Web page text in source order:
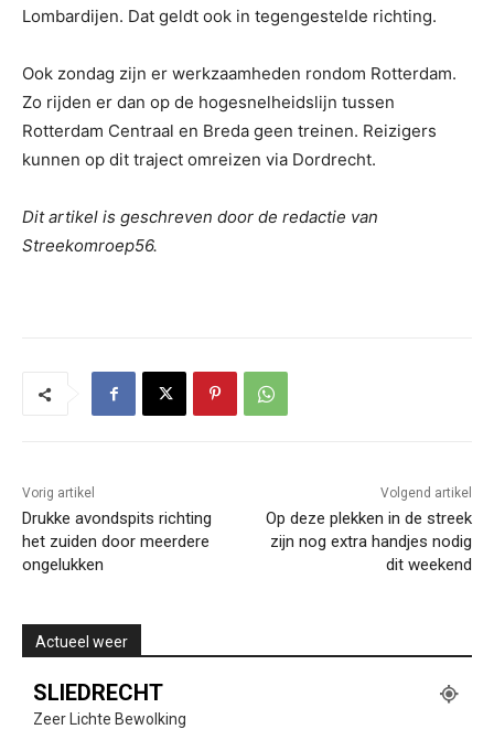
Lombardijen. Dat geldt ook in tegengestelde richting.
Ook zondag zijn er werkzaamheden rondom Rotterdam.
Zo rijden er dan op de hogesnelheidslijn tussen
Rotterdam Centraal en Breda geen treinen. Reizigers
kunnen op dit traject omreizen via Dordrecht.
Dit artikel is geschreven door de redactie van
Streekomroep56.
Vorig artikel
Drukke avondspits richting
het zuiden door meerdere
ongelukken
Volgend artikel
Op deze plekken in de streek
zijn nog extra handjes nodig
dit weekend
Actueel weer
SLIEDRECHT
Zeer Lichte Bewolking